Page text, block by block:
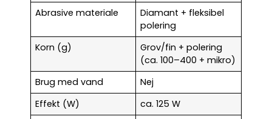
Abrasive materiale
Diamant + fleksibel
polering
Korn (g)
Grov/fin + polering
(ca. 100–400 + mikro)
Brug med vand
Nej
Effekt (W)
ca. 125 W